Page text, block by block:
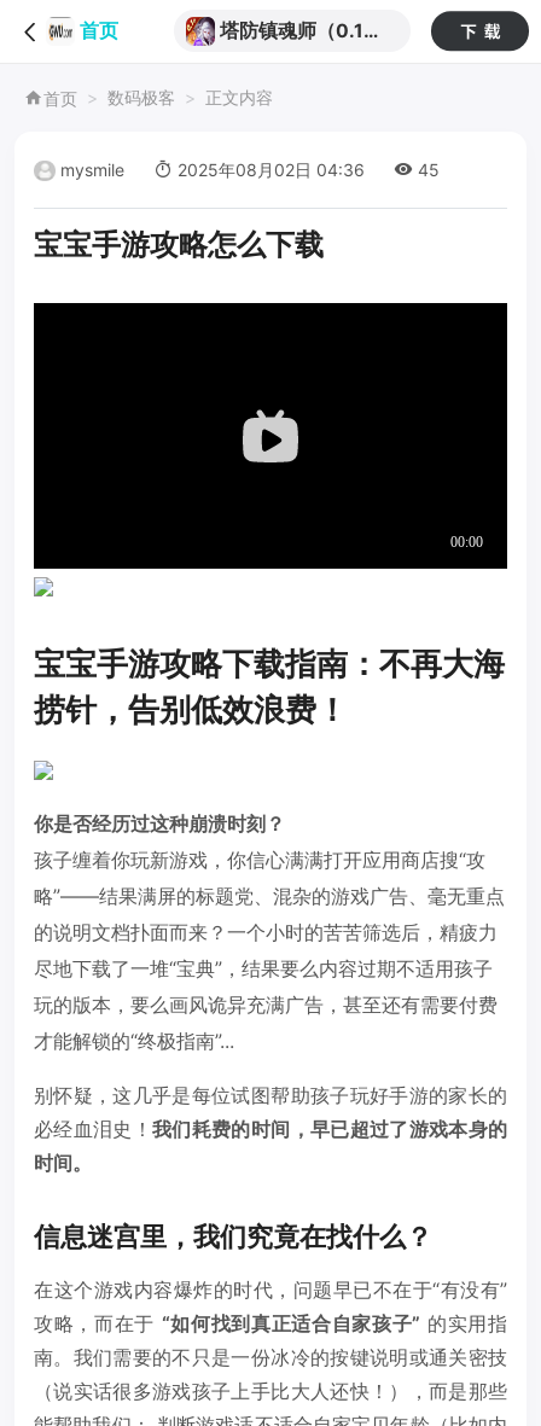
首页
塔防镇魂师（0.1折
首页 数码极客 正文内容
mysmile 2025年08月02日 04:36 45
宝宝手游攻略怎么下载
宝宝手游攻略下载指南：不再大海
捞针，告别低效浪费！
你是否经历过这种崩溃时刻？
孩子缠着你玩新游戏，你信心满满打开应用商店搜“攻
略”——结果满屏的标题党、混杂的游戏广告、毫无重点
的说明文档扑面而来？一个小时的苦苦筛选后，精疲力
尽地下载了一堆“宝典”，结果要么内容过期不适用孩子
玩的版本，要么画风诡异充满广告，甚至还有需要付费
才能解锁的“终极指南”...
别怀疑，这几乎是每位试图帮助孩子玩好手游的家长的
必经血泪史！我们耗费的时间，早已超过了游戏本身的
时间。
信息迷宫里，我们究竟在找什么？
在这个游戏内容爆炸的时代，问题早已不在于“有没有”
攻略，而在于 “如何找到真正适合自家孩子” 的实用指
南。我们需要的不只是一份冰冷的按键说明或通关密技
（说实话很多游戏孩子上手比大人还快！），而是那些